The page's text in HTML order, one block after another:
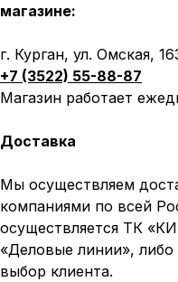
магазине:
г. Курган, ул. Омская,
+7 (3522) 55-88-87
Магазин работает
Доставка
Мы осуществляем
компаниями по всей
осуществляется ТК
«Деловые линии»,
выбор клиента.